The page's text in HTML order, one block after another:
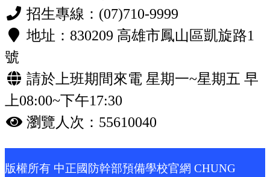
招生專線：(07)710-9999
地址：830209 高雄市鳳山區凱旋路1
號
請於上班期間來電 星期一~星期五 早
上08:00~下午17:30
瀏覽人次：55610040
版權所有 中正國防幹部預備學校官網 CHUNG